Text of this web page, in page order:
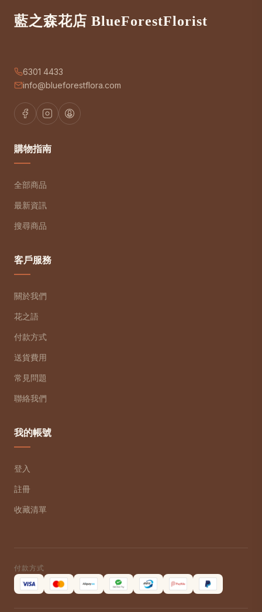
藍之森花店 BlueForestFlorist
6301 4433
info@blueforestflora.com
購物指南
全部商品
最新資訊
搜尋商品
客戶服務
關於我們
花之語
付款方式
送貨費用
常見問題
聯絡我們
我的帳號
登入
註冊
收藏清單
付款方式